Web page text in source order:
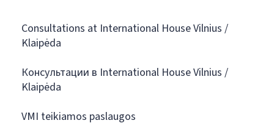
Consultations at International House Vilnius /
Klaipėda
Консультации в International House Vilnius /
Klaipėda
VMI teikiamos paslaugos